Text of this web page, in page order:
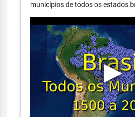
municípios de todos os estados